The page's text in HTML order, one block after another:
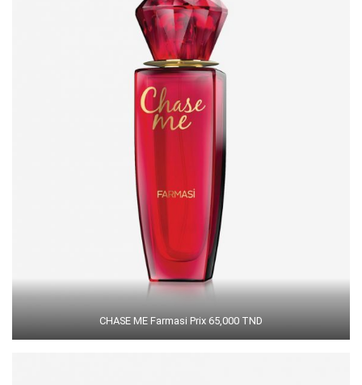
CHASE ME Farmasi Prix 65,000 TND